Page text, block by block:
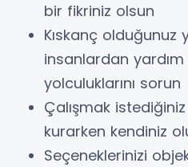
bir fikriniz olsun
Kıskanç olduğunuz
insanlardan
yolculuklarını sorun
Çalışmak
kurarken kendiniz
Seçeneklerinizi